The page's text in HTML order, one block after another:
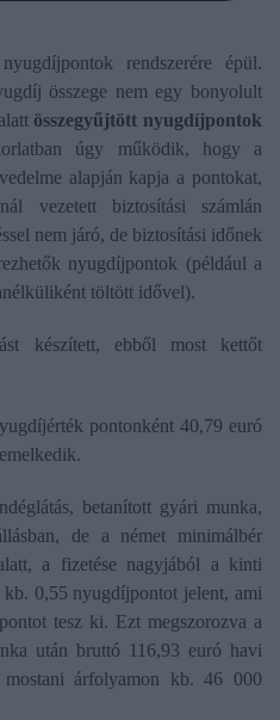
rendszerére épül.
összege nem egy bonyolult
összegyűjtött nyugdíjpontok
úgy működik, hogy a
alapján kapja a pontokat,
vezetett biztosítási számlán
nem járó, de biztosítási időnek
nyugdíjpontok (például a
töltött idővel).
készített, ebből most kettőt
pontonként 40,79 euró
betanított gyári munka,
de a német minimálbér
a fizetése nagyjából a kinti
0,55 nyugdíjpontot jelent, ami
tesz ki. Ezt megszorozva a
után bruttó 116,93 euró havi
árfolyamon kb. 46 000